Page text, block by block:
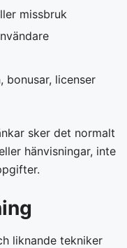
missbruk
bonusar, licenser
sker det normalt
hänvisningar, inte
liknande tekniker